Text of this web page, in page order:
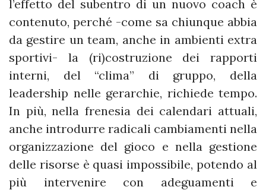
l’effetto del subentro di un nuovo coach è
contenuto, perché -come sa chiunque abbia
da gestire un team, anche in ambienti extra
sportivi- la (ri)costruzione dei rapporti
interni, del “clima” di gruppo, della
leadership nelle gerarchie, richiede tempo.
In più, nella frenesia dei calendari attuali,
anche introdurre radicali cambiamenti nella
organizzazione del gioco e nella gestione
delle risorse è quasi impossibile, potendo al
più intervenire con adeguamenti e